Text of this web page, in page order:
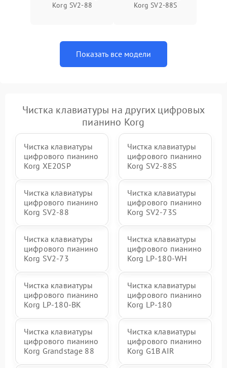
Korg SV2-88 Korg SV2-88S
Показать все модели
Чистка клавиатуры на других цифровых
пианино Korg
Чистка клавиатуры
цифрового пианино
Korg XE20SP
Чистка клавиатуры
цифрового пианино
Korg SV2-88S
Чистка клавиатуры
цифрового пианино
Korg SV2-88
Чистка клавиатуры
цифрового пианино
Korg SV2-73S
Чистка клавиатуры
цифрового пианино
Korg SV2-73
Чистка клавиатуры
цифрового пианино
Korg LP-180-WH
Чистка клавиатуры
цифрового пианино
Korg LP-180-BK
Чистка клавиатуры
цифрового пианино
Korg LP-180
Чистка клавиатуры
цифрового пианино
Korg Grandstage 88
Чистка клавиатуры
цифрового пианино
Korg G1B AIR